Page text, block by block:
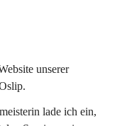
unserer
lade ich ein,